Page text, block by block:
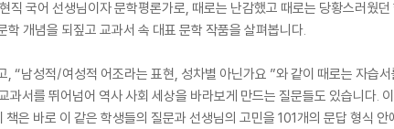
직 국어 선생님이자 문학평론가로, 때로는 난감했고 때로는 당황스러웠
개념을 되짚고 교과서 속 대표 문학 작품을 살펴봅니다.
“남성적/여성적 어조라는 표현, 성차별 아닌가요 ”와 같이 때로는 자습
서를 뛰어넘어 역사 사회 세상을 바라보게 만드는 질문들도 있습니다.
은 바로 이 같은 학생들의 질문과 선생님의 고민을 101개의 문답 형식 안